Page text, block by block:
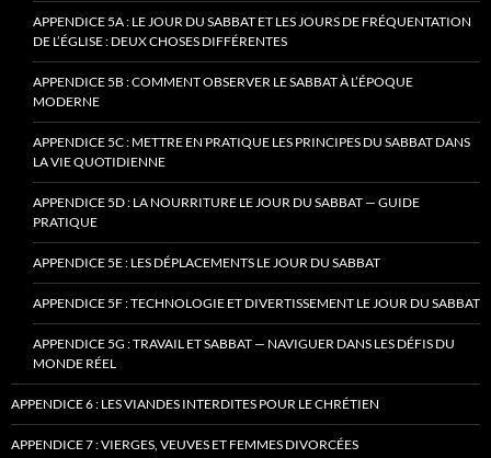
APPENDICE 5A : LE JOUR DU SABBAT ET LES JOURS DE FRÉQUENTATION
DE L’ÉGLISE : DEUX CHOSES DIFFÉRENTES
APPENDICE 5B : COMMENT OBSERVER LE SABBAT À L’ÉPOQUE
MODERNE
APPENDICE 5C : METTRE EN PRATIQUE LES PRINCIPES DU SABBAT DANS
LA VIE QUOTIDIENNE
APPENDICE 5D : LA NOURRITURE LE JOUR DU SABBAT — GUIDE
PRATIQUE
APPENDICE 5E : LES DÉPLACEMENTS LE JOUR DU SABBAT
APPENDICE 5F : TECHNOLOGIE ET DIVERTISSEMENT LE JOUR DU SABBAT
APPENDICE 5G : TRAVAIL ET SABBAT — NAVIGUER DANS LES DÉFIS DU
MONDE RÉEL
APPENDICE 6 : LES VIANDES INTERDITES POUR LE CHRÉTIEN
APPENDICE 7 : VIERGES, VEUVES ET FEMMES DIVORCÉES